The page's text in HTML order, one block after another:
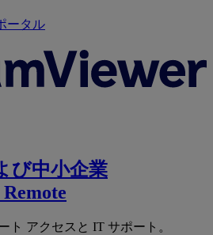
ータル
び中小企業
ト アクセスと IT サポート。